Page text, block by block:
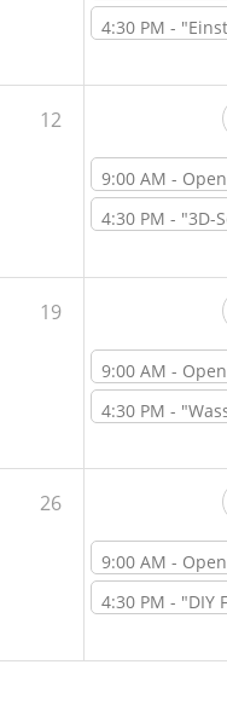
4:30 PM - "Einsteigerworkshop: Lasercutter" –
12
9:00 AM - Open Lab
4:30 PM - "3D-Scanner – Gerätevorstellung" –
19
9:00 AM - Open Lab
4:30 PM - "Wassertransferdruck" – Workshop vor
26
9:00 AM - Open Lab
4:30 PM - "DIY Fahrradwandhalterung" –